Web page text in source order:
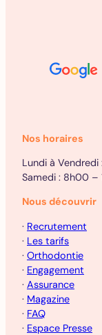
Nos horaires
Lundi à
Samedi : 8h00 –
Nous découvrir
· Recrutement
· Les tarifs
· Orthodontie
· Engagement
· Assurance
· Magazine
· FAQ
· Espace Presse